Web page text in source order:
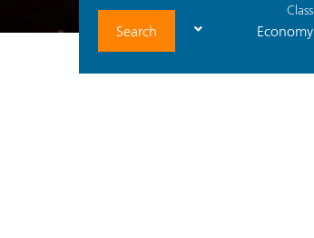
Class
Economy
Search